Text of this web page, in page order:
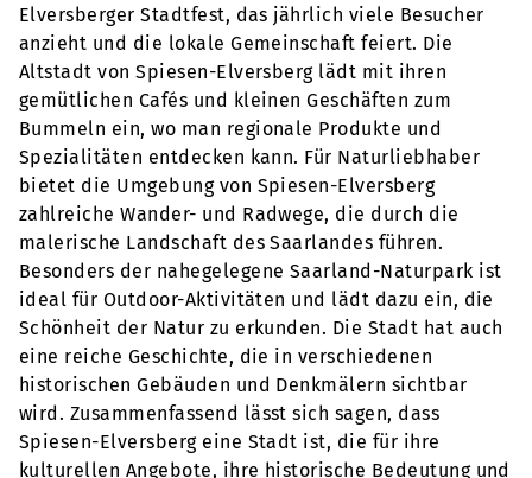
Elversberger Stadtfest, das jährlich viele Besucher
anzieht und die lokale Gemeinschaft feiert. Die
Altstadt von Spiesen-Elversberg lädt mit ihren
gemütlichen Cafés und kleinen Geschäften zum
Bummeln ein, wo man regionale Produkte und
Spezialitäten entdecken kann. Für Naturliebhaber
bietet die Umgebung von Spiesen-Elversberg
zahlreiche Wander- und Radwege, die durch die
malerische Landschaft des Saarlandes führen.
Besonders der nahegelegene Saarland-Naturpark ist
ideal für Outdoor-Aktivitäten und lädt dazu ein, die
Schönheit der Natur zu erkunden. Die Stadt hat auch
eine reiche Geschichte, die in verschiedenen
historischen Gebäuden und Denkmälern sichtbar
wird. Zusammenfassend lässt sich sagen, dass
Spiesen-Elversberg eine Stadt ist, die für ihre
kulturellen Angebote, ihre historische Bedeutung und